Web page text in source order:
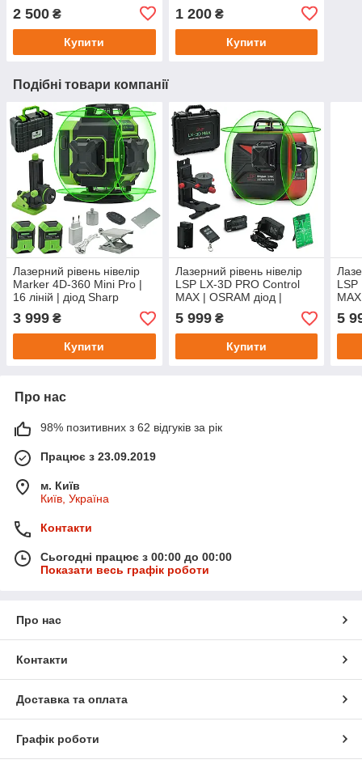
2 500 ₴
Купити
1 200₴
Купити
Подібні товари компанії
Лазерний рівень нівелір
Marker 4D-360 Mini Pro |
16 ліній | діод Sharp
3 999 ₴
Купити
Лазерний рівень нівелір
LSP LX-3D PRO Control
MAX | OSRAM діод |
магнітне кріплення
мікроліфт
5 999₴
Купити
LSP
5
Про нас
98% позитивних з 62 відгуків за рік
Працює з 23.09.2019
м. Київ
Київ, Україна
Контакти
Сьогодні працює з 00:00 до 00:00
Показати весь графік роботи
Про нас
Контакти
Доставка та оплата
Графік роботи